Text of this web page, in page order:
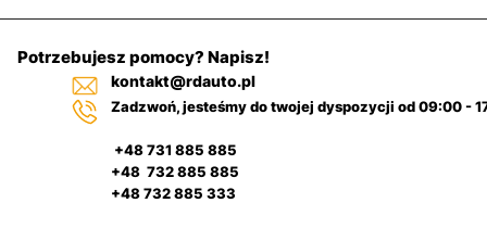
Potrzebujesz pomocy? Napisz!
kontakt@rdauto.pl
Zadzwoń, jesteśmy do twojej dyspozycji od 09:00 -
+48 731 885 885
+48 732 885 885
+48 732 885 333